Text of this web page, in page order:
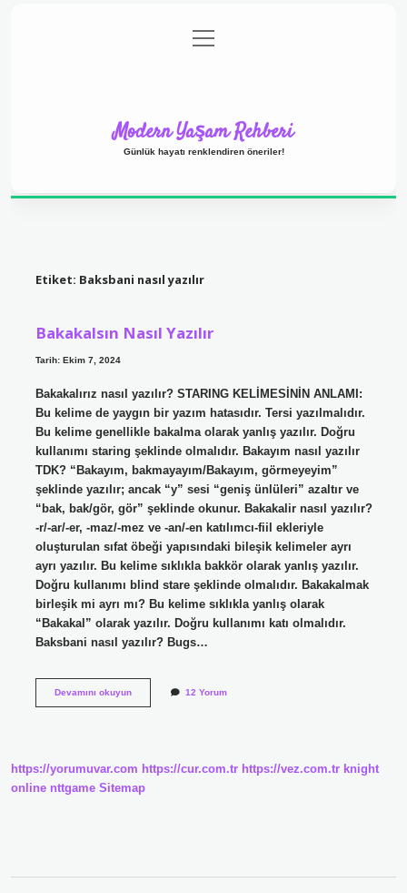
Gizlilik Politikası
menüyü
aç
Modern Yaşam Rehberi
Günlük hayatı renklendiren öneriler!
Etiket: Baksbani nasıl yazılır
Bakakalsın Nasıl Yazılır
Tarih: Ekim 7, 2024
Bakakalırız nasıl yazılır? STARING KELİMESİNİN ANLAMI:
Bu kelime de yaygın bir yazım hatasıdır. Tersi yazılmalıdır.
Bu kelime genellikle bakalma olarak yanlış yazılır. Doğru
kullanımı staring şeklinde olmalıdır. Bakayım nasıl yazılır
TDK? “Bakayım, bakmayayım/Bakayım, görmeyeyim”
şeklinde yazılır; ancak “y” sesi “geniş ünlüleri” azaltır ve
“bak, bak/gör, gör” şeklinde okunur. Bakakalir nasıl yazılır?
-r/-ar/-er, -maz/-mez ve -an/-en katılımcı-fiil ekleriyle
oluşturulan sıfat öbeği yapısındaki bileşik kelimeler ayrı
ayrı yazılır. Bu kelime sıklıkla bakkör olarak yanlış yazılır.
Doğru kullanımı blind stare şeklinde olmalıdır. Bakakalmak
birleşik mi ayrı mı? Bu kelime sıklıkla yanlış olarak
“Bakakal” olarak yazılır. Doğru kullanımı katı olmalıdır.
Baksbani nasıl yazılır? Bugs…
Devamını okuyunBakakalsın 12 Yorum
https://yorumuvar.com https://cur.com.tr https://vez.com.tr knight
online nttgame Sitemap